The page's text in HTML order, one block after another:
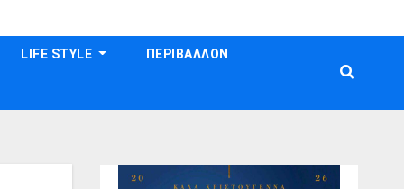
LIFE STYLE ΠΕΡΙΒΑΛΛΟΝ